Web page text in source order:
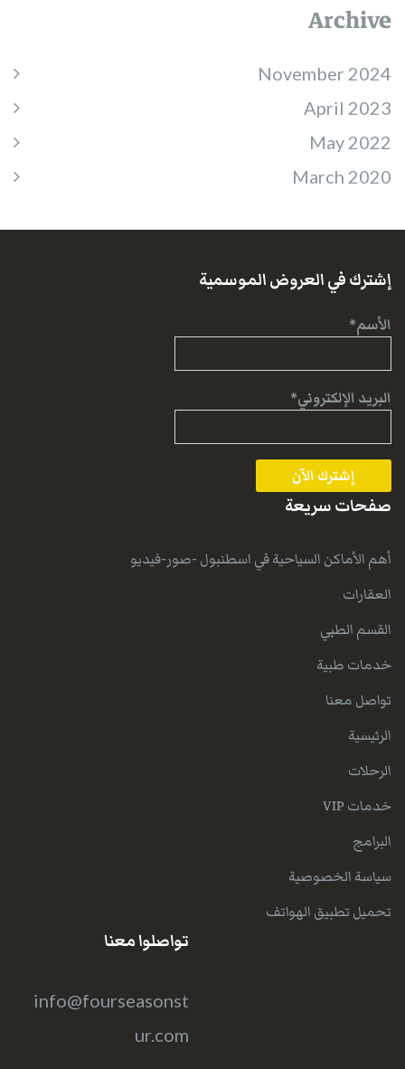
Archive
November 2024
April 2023
May 2022
March 2020
إشترك في العروض الموسمية
الأسم*
البريد الإلكتروني*
صفحات سريعة
أهم الأماكن السياحية في اسطنبول -صور-فيديو
العقارات
القسم الطبي
خدمات طبية
تواصل معنا
الرئيسية
الرحلات
خدمات VIP
البرامج
سياسة الخصوصية
تحميل تطبيق الهواتف
تواصلوا معنا
info@fourseasonst
ur.com